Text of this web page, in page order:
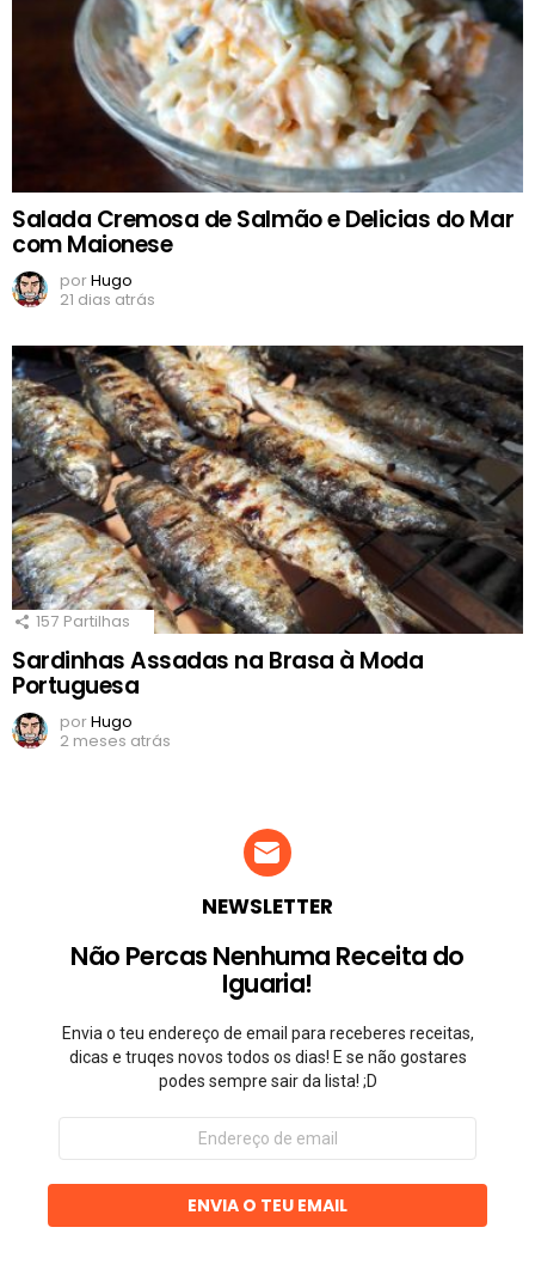
Salada Cremosa de Salmão e Delicias do Mar
com Maionese
porHugo
21 dias atrás
157 Partilhas
Sardinhas Assadas na Brasa à Moda
Portuguesa
porHugo
2 meses atrás
NEWSLETTER
Não Percas Nenhuma Receita do
Iguaria!
Envia o teu endereço de email para receberes receitas,
dicas e truqes novos todos os dias! E se não gostares
podes sempre sair da lista! ;D
Endereço
email
ENVIA O TEU EMAIL